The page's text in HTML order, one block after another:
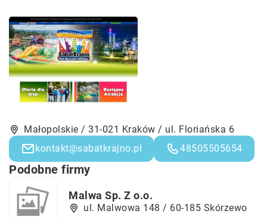
Małopolskie / 31-021 Kraków / ul. Floriańska 6
kontakt@sabatkrajno.pl
48505505654
Podobne firmy
Malwa Sp. Z o.o.
ul. Malwowa 148 / 60-185 Skórzewo